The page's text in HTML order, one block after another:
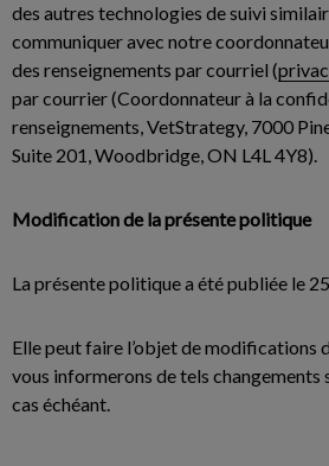
des autres technologies de suivi
communiquer avec notre
des renseignements par courriel (
par courrier (Coordonnateur à la
renseignements, VetStrategy, 7000
Suite 201, Woodbridge, ON L4L 4Y8).
Modification de la présente politique
La présente politique a été publiée le
Elle peut faire l’objet de modifications
vous informerons de tels changements
cas échéant.